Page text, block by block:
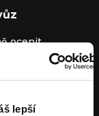
lepší
ocenit
vozu